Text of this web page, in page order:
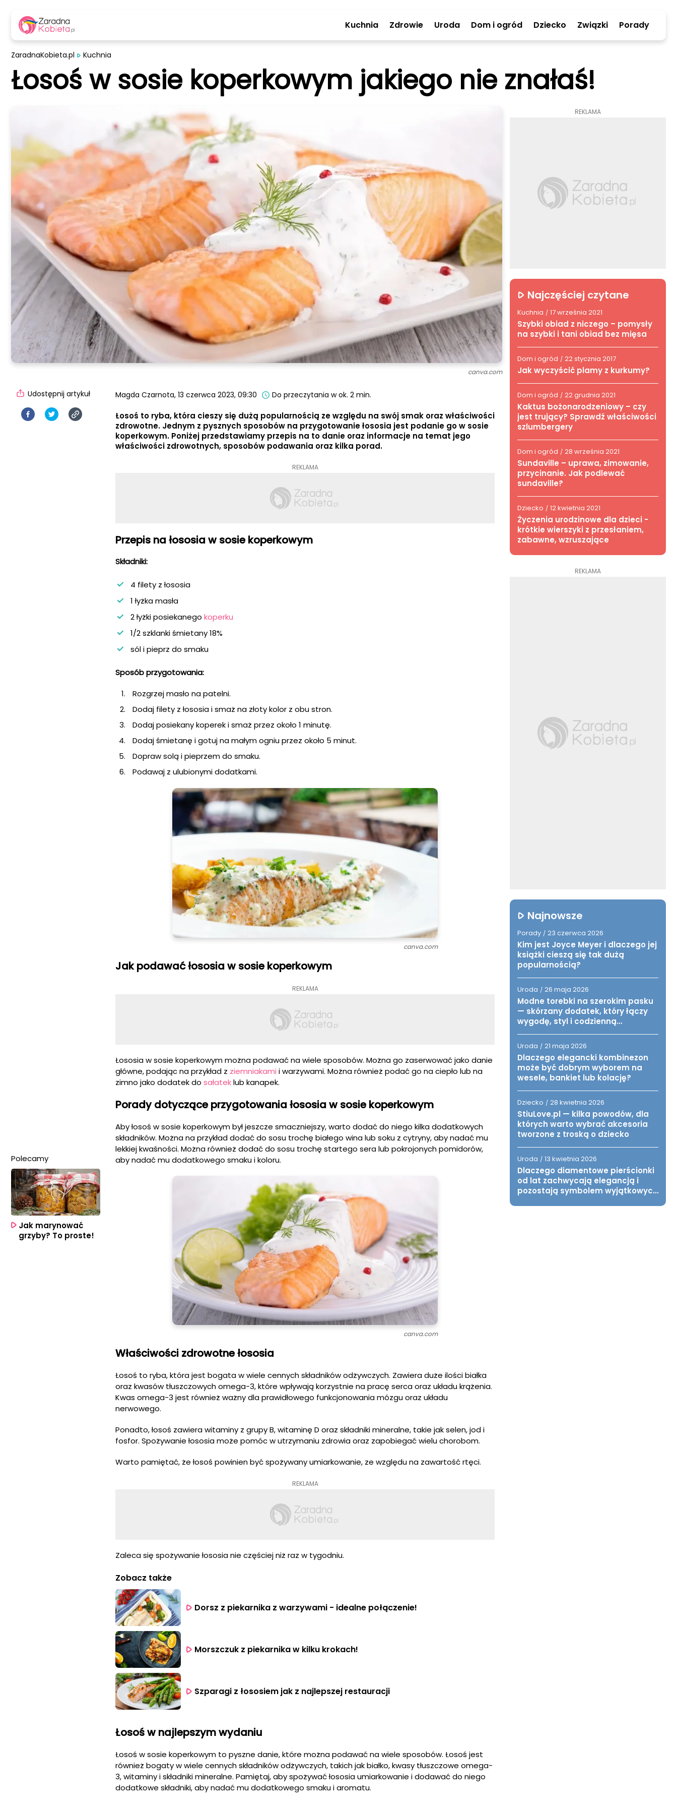
Kuchnia Zdrowie Uroda Dom i ogród Dziecko Związki Porady
canva.com
ZaradnaKobieta.pl Kuchnia
Łosoś w sosie koperkowym jakiego nie znałaś!
Magda Czarnota, 13 czerwca 2023, 09:30 Do przeczytania w ok. 2 min.
Łosoś to ryba, która cieszy się dużą popularnością ze względu na swój smak oraz właściwości
zdrowotne. Jednym z pysznych sposobów na przygotowanie łososia jest podanie go w sosie
koperkowym. Poniżej przedstawiamy przepis na to danie oraz informacje na temat jego
właściwości zdrowotnych, sposobów podawania oraz kilka porad.
REKLAMA
Przepis na łososia w sosie koperkowym
Składniki:
4 filety z łososia
1 łyżka masła
2 łyżki posiekanego koperku
1/2 szklanki śmietany 18%
sól i pieprz do smaku
Sposób przygotowania:
Rozgrzej masło na patelni.
Dodaj filety z łososia i smaż na złoty kolor z obu stron.
Dodaj posiekany koperek i smaż przez około 1 minutę.
Dodaj śmietanę i gotuj na małym ogniu przez około 5 minut.
Dopraw solą i pieprzem do smaku.
Podawaj z ulubionymi dodatkami.
canva.com
Jak podawać łososia w sosie koperkowym
REKLAMA
Łososia w sosie koperkowym można podawać na wiele sposobów. Można go zaserwować jako danie
główne, podając na przykład z ziemniakami i warzywami. Można również podać go na ciepło lub na
zimno jako dodatek do sałateklub kanapek.
Porady dotyczące przygotowania łososia w sosie koperkowym
Aby łosoś w sosie koperkowym był jeszcze smaczniejszy, warto dodać do niego kilka dodatkowych
składników. Można na przykład dodać do sosu trochę białego wina lub soku z cytryny, aby nadać mu
lekkiej kwaśności. Można również dodać do sosu trochę startego sera lub pokrojonych pomidorów,
aby nadać mu dodatkowego smaku i koloru.
canva.com
Właściwości zdrowotne łososia
Łosoś to ryba, która jest bogata w wiele cennych składników odżywczych. Zawiera duże ilości białka
oraz kwasów tłuszczowych omega-3, które wpływają korzystnie na pracę serca oraz układu krążenia.
Kwas omega-3 jest również ważny dla prawidłowego funkcjonowania mózgu oraz układu
nerwowego.
Ponadto, łosoś zawiera witaminy z grupy B, witaminę D oraz składniki mineralne, takie jak selen, jod i
fosfor. Spożywanie łososia może pomóc w utrzymaniu zdrowia oraz zapobiegać wielu chorobom.
Warto pamiętać, że łosoś powinien być spożywany umiarkowanie, ze względu na zawartość rtęci.
REKLAMA
Zaleca się spożywanie łososia nie częściej niż raz w tygodniu.
Zobacz także
Dorsz z piekarnika z warzywami - idealne połączenie!
Morszczuk z piekarnika w kilku krokach!
Łosoś w najlepszym wydaniu
Łosoś w sosie koperkowym to pyszne danie, które można podawać na wiele sposobów. Łosoś jest
również bogaty w wiele cennych składników odżywczych, takich jak białko, kwasy tłuszczowe omega-
3, witaminy i składniki mineralne. Pamiętaj, aby spożywać łososia umiarkowanie i dodawać do niego
dodatkowe składniki, aby nadać mu dodatkowego smaku i aromatu.
Udostępnij artykuł
Polecamy
Jak marynować
grzyby? To proste!
REKLAMA
Najczęściej czytane
Kuchnia / 17 września 2021
Szybki obiad z niczego – pomysły
na szybki i tani obiad bez mięsa
Dom i ogród / 22 stycznia 2017
Jak wyczyścić plamy z kurkumy?
Dom i ogród / 22 grudnia 2021
Kaktus bożonarodzeniowy – czy
jest trujący? Sprawdź właściwości
szlumbergery
Dom i ogród / 28 września 2021
Sundaville – uprawa, zimowanie,
przycinanie. Jak podlewać
sundaville?
Dziecko / 12 kwietnia 2021
Życzenia urodzinowe dla dzieci -
krótkie wierszyki z przesłaniem,
zabawne, wzruszające
REKLAMA
Najnowsze
Porady / 23 czerwca 2026
Kim jest Joyce Meyer i dlaczego jej
książki cieszą się tak dużą
popularnością?
Uroda / 26 maja 2026
Modne torebki na szerokim pasku
— skórzany dodatek, który łączy
wygodę, styl i codzienną
Uroda / 21 maja 2026
Dlaczego elegancki kombinezon
może być dobrym wyborem na
wesele, bankiet lub kolację?
Dziecko / 28 kwietnia 2026
StiuLove.pl — kilka powodów, dla
których warto wybrać akcesoria
tworzone z troską o dziecko
Uroda / 13 kwietnia 2026
Dlaczego diamentowe pierścionki
od lat zachwycają elegancją i
pozostają symbolem wyjątkowych